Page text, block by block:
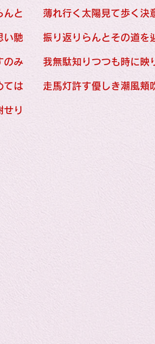
religion
んと　　薄れ行く太陽見て歩く決
馳　　振り返りらんとその道を
み　　我無駄知りつつも時に映
は　　走馬灯許す優しき潮風頬
せり